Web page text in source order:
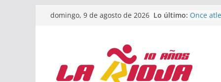
Saltardomingo, 9 de agosto de 2026 Lo último: Once
Un
de
riojana
El